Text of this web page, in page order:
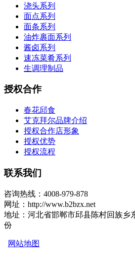
浇头系列
面点系列
面条系列
油炸裹面系列
酱卤系列
速冻菜肴系列
生调理制品
授权合作
春花邱食
艾克拜尔品牌介绍
授权合作店形象
授权优势
授权流程
联系我们
咨询热线：4008-979-878
网址：http://www.b2bzx.net
地址：河北省邯郸市邱县陈村回族乡
份
网站地图